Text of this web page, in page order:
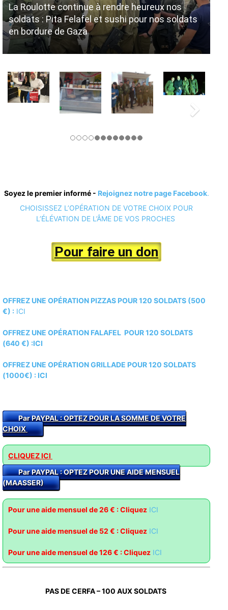
La Roulotte continue à rendre heureux nos
soldats : Pita Felafel et sushi pour nos soldats
en bordure de Gaza
Soyez le premier informé - Rejoignez notre page Facebook.
CHOISISSEZ L’OPÉRATION DE VOTRE CHOIX POUR
L’ÉLÉVATION DE L’ÂME DE VOS PROCHES
Pour faire un don
OFFREZ UNE OPÉRATION PIZZAS POUR 120 SOLDATS (500
€) : ICI
OFFREZ UNE OPÉRATION FALAFEL POUR 120 SOLDATS
(640 €) :ICI
OFFREZ UNE OPÉRATION GRILLADE POUR 120 SOLDATS
(1000€) : ICI
Par PAYPAL : OPTEZ POUR LA SOMME DE VOTRE
CHOIX
CLIQUEZ ICI
Par PAYPAL : OPTEZ POUR UNE AIDE MENSUEL
(MAASSER)
Pour une aide mensuel de 26 € : Cliquez ICI
Pour une aide mensuel de 52 € : Cliquez ICI
Pour une aide mensuel de 126 € : Cliquez ICI
PAS DE CERFA – 100 AUX SOLDATS